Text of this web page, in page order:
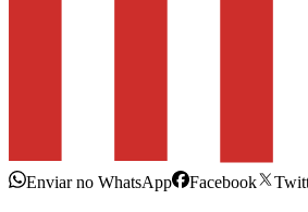
Enviar no WhatsApp Facebook